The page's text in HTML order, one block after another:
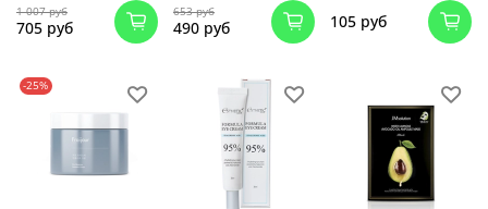
1 007 руб
705 руб
653 руб
490 руб 105 руб
-25%